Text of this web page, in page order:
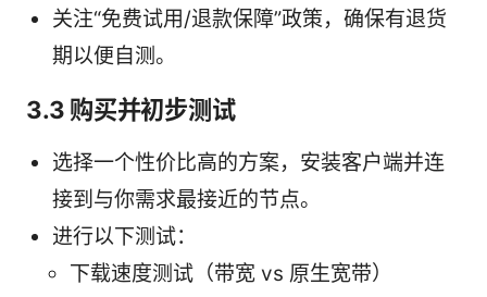
关注“免费试用/退款保障”政策，确保有退货
期以便自测。
3.3 购买并初步测试
选择一个性价比高的方案，安装客户端并连
接到与你需求最接近的节点。
进行以下测试：
下载速度测试（带宽 vs 原生宽带）